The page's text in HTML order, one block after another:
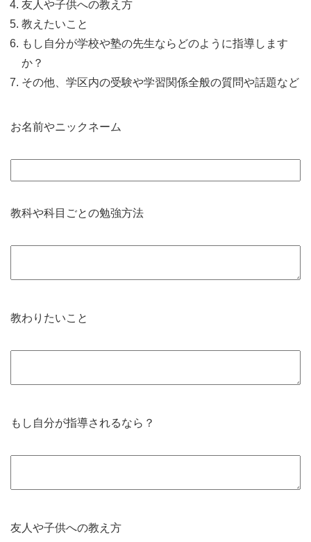
友人や子供への教え方
教えたいこと
もし自分が学校や塾の先生ならどのように指導します
か？
その他、学区内の受験や学習関係全般の質問や話題など
お名前やニックネーム
教科や科目ごとの勉強方法
教わりたいこと
もし自分が指導されるなら？
友人や子供への教え方